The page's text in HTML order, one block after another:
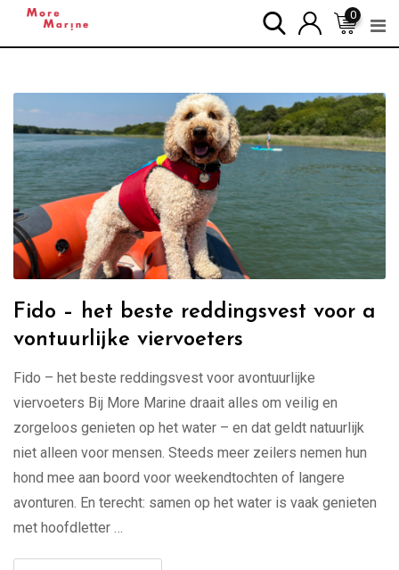
0
Fido – het beste reddingsvest voor a
vontuurlijke viervoeters
Fido – het beste reddingsvest voor avontuurlijke
viervoeters Bij More Marine draait alles om veilig en
zorgeloos genieten op het water – en dat geldt natuurlijk
niet alleen voor mensen. Steeds meer zeilers nemen hun
hond mee aan boord voor weekendtochten of langere
avonturen. En terecht: samen op het water is vaak genieten
met hoofdletter …